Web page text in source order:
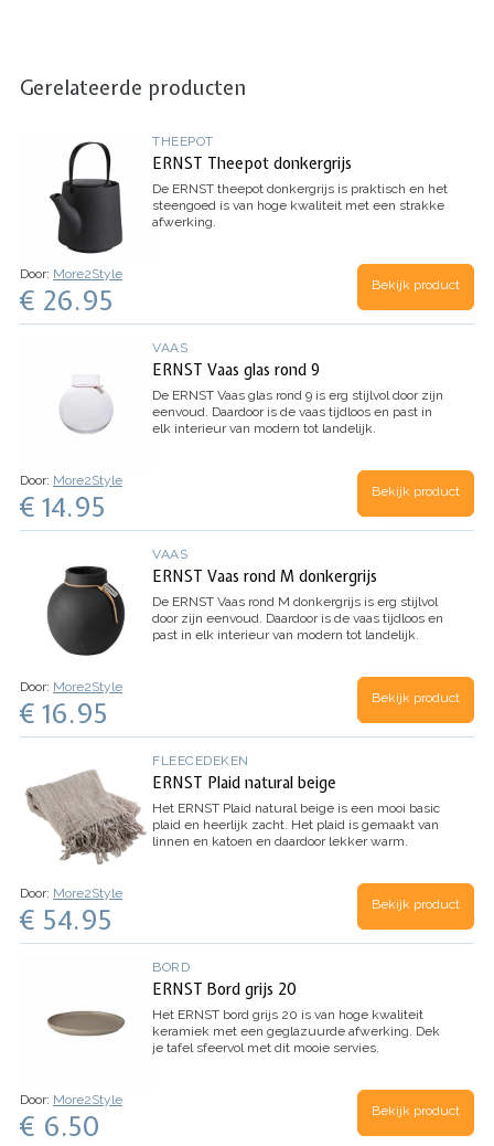
Gerelateerde producten
THEEPOT
ERNST Theepot donkergrijs
De ERNST theepot donkergrijs is praktisch en het
steengoed is van hoge kwaliteit met een strakke
afwerking.
Door: More2Style
€ 26.95 Bekijk product
VAAS
ERNST Vaas glas rond 9
De ERNST Vaas glas rond 9 is erg stijlvol door zijn
eenvoud. Daardoor is de vaas tijdloos en past in
elk interieur van modern tot landelijk.
Door: More2Style
€ 14.95 Bekijk product
VAAS
ERNST Vaas rond M donkergrijs
De ERNST Vaas rond M donkergrijs is erg stijlvol
door zijn eenvoud. Daardoor is de vaas tijdloos en
past in elk interieur van modern tot landelijk.
Door: More2Style
€ 16.95 Bekijk product
FLEECEDEKEN
ERNST Plaid natural beige
​Het ERNST Plaid natural beige is een mooi basic
plaid en heerlijk zacht. Het plaid is gemaakt van
linnen en katoen en daardoor lekker warm.
Door: More2Style
€ 54.95 Bekijk product
BORD
ERNST Bord grijs 20
Het ERNST bord grijs 20 is van hoge kwaliteit
keramiek met een geglazuurde afwerking. Dek
je tafel sfeervol met dit mooie servies.
Door: More2Style
€ 6.50 Bekijk product